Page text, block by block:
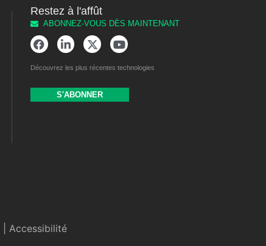
Restez à l'affût
ABONNEZ-VOUS DÈS MAINTENANT
Découvrez les plus récentes technologies
S'ABONNER
Accessibilité